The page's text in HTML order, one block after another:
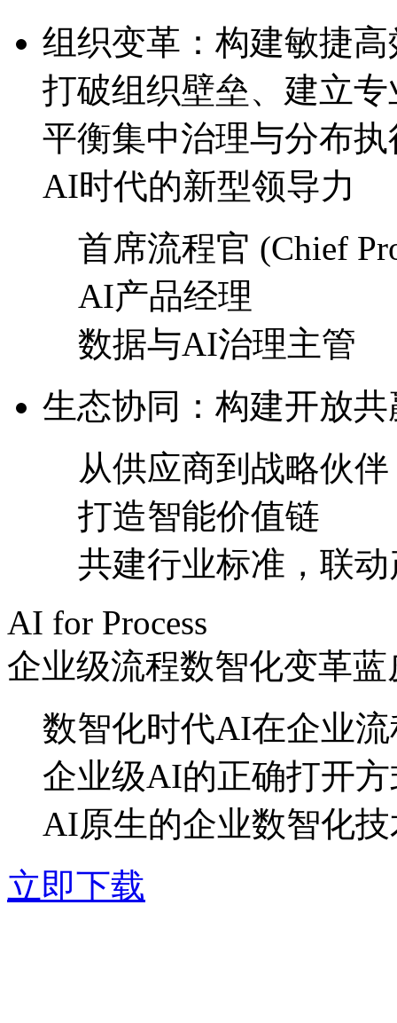
组织变革：构建敏
打破组织壁垒、建立
平衡集中治理与分布
AI时代的新型领导力
首席流程官 (Chief
AI产品经理
数据与AI治理主管
生态协同：构建开放
从供应商到战略伙伴
打造智能价值链
共建行业标准，联
AI for Process
企业级流程数智化变革蓝
数智化时代AI在企业
企业级AI的正确打开
AI原生的企业数智化
立即下载